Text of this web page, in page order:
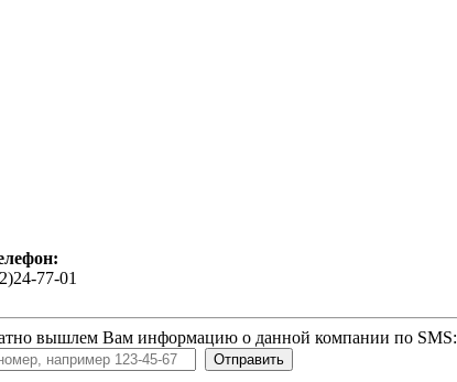
77-01
вышлем Вам информацию о данной компании по SMS: